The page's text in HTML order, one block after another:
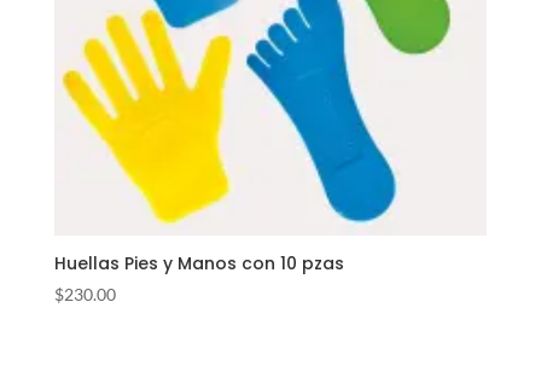
Huellas Pies y Manos con 10 pzas
$230.00